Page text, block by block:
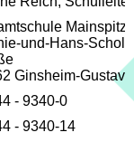
Mainspitze
und-Hans-Scholl-
Ginsheim-
- 9340-0
- 9340-14